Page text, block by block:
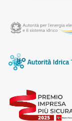
modificare o
dalla
Utilizziamo dei
fruibile il sito
protette. In
dall’Utente e
cookie